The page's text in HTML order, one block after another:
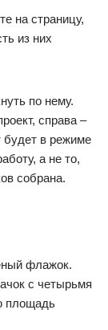
на страницу,
из них
по нему.
справа –
будет в режиме
а не то,
собрана.
флажок.
с четырьмя
площадь